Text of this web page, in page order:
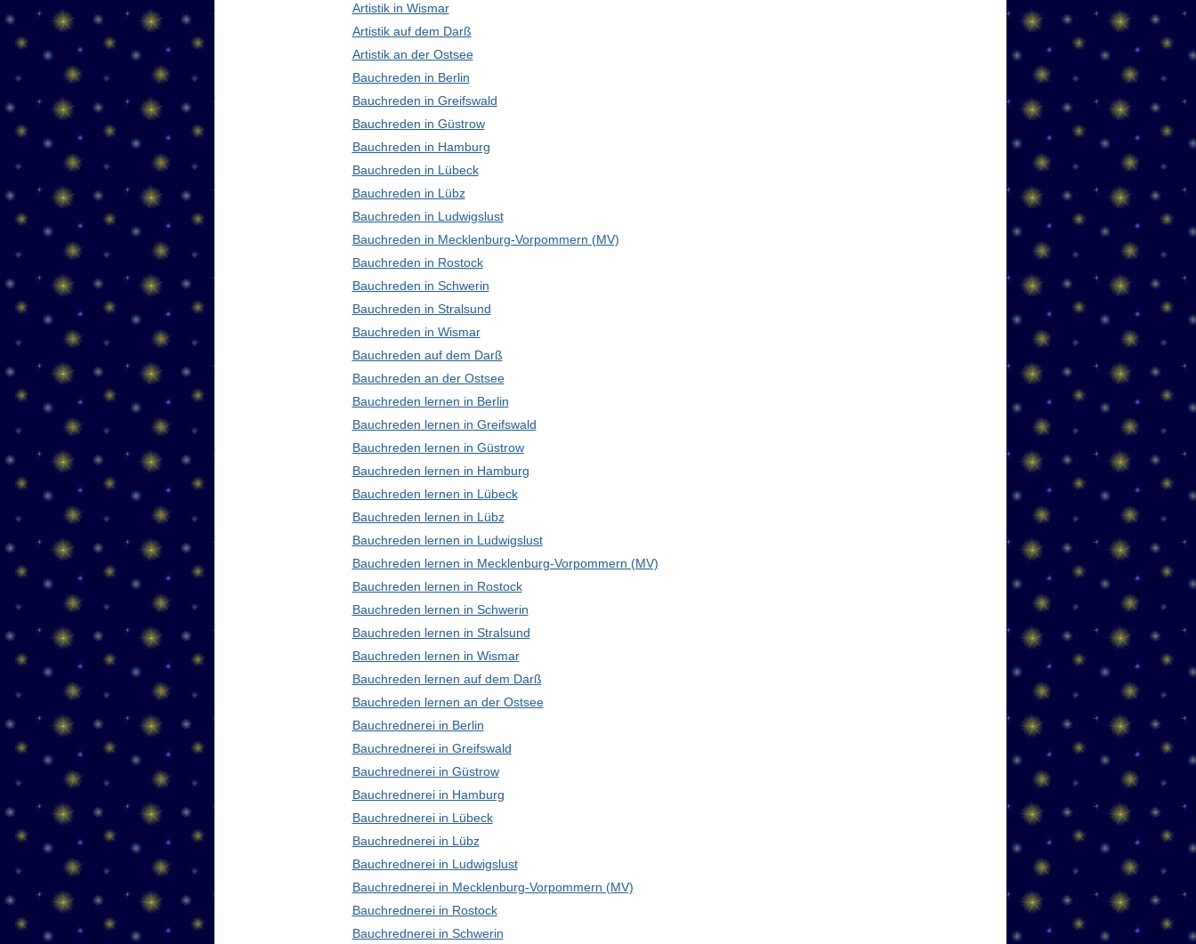
Artistik in Wismar
Artistik auf dem Darß
Artistik an der Ostsee
Bauchreden in Berlin
Bauchreden in Greifswald
Bauchreden in Güstrow
Bauchreden in Hamburg
Bauchreden in Lübeck
Bauchreden in Lübz
Bauchreden in Ludwigslust
Bauchreden in Mecklenburg-Vorpommern (MV)
Bauchreden in Rostock
Bauchreden in Schwerin
Bauchreden in Stralsund
Bauchreden in Wismar
Bauchreden auf dem Darß
Bauchreden an der Ostsee
Bauchreden lernen in Berlin
Bauchreden lernen in Greifswald
Bauchreden lernen in Güstrow
Bauchreden lernen in Hamburg
Bauchreden lernen in Lübeck
Bauchreden lernen in Lübz
Bauchreden lernen in Ludwigslust
Bauchreden lernen in Mecklenburg-Vorpommern (MV)
Bauchreden lernen in Rostock
Bauchreden lernen in Schwerin
Bauchreden lernen in Stralsund
Bauchreden lernen in Wismar
Bauchreden lernen auf dem Darß
Bauchreden lernen an der Ostsee
Bauchrednerei in Berlin
Bauchrednerei in Greifswald
Bauchrednerei in Güstrow
Bauchrednerei in Hamburg
Bauchrednerei in Lübeck
Bauchrednerei in Lübz
Bauchrednerei in Ludwigslust
Bauchrednerei in Mecklenburg-Vorpommern (MV)
Bauchrednerei in Rostock
Bauchrednerei in Schwerin